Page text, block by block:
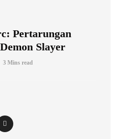
Pertarungan
Slayer
3 Mins read